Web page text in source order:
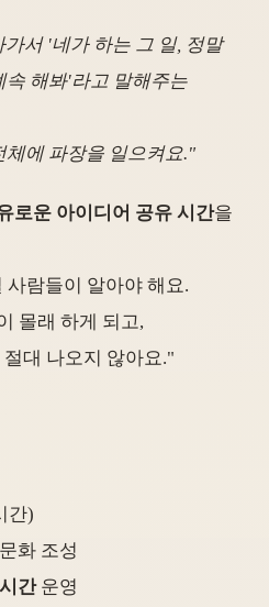
서 '네가 하는 그 일, 정말
속 해봐'라고 말해주는
체에 파장을 일으켜요."
로운 아이디어 공유 시간을
람들이 알아야 해요.
몰래 하게 되고,
대 나오지 않아요."
간)
화 조성
간운영